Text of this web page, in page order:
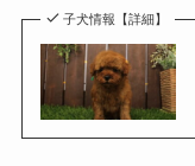
子犬情報【詳細】